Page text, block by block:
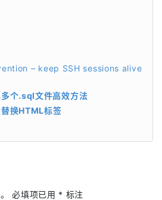
– keep SSH sessions alive
个.sql文件高效方法
换HTML标签
必填项已用 * 标注